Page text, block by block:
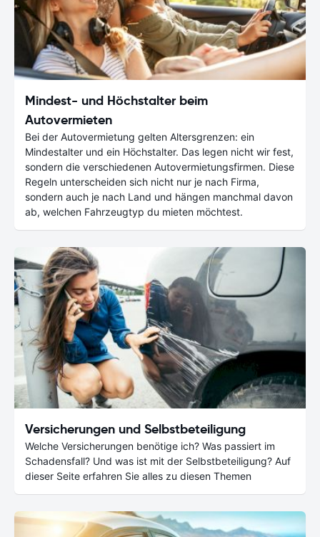
Mindest- und Höchstalter beim
Autovermieten
Bei der Autovermietung gelten Altersgrenzen: ein
Mindestalter und ein Höchstalter. Das legen nicht wir fest,
sondern die verschiedenen Autovermietungsfirmen. Diese
Regeln unterscheiden sich nicht nur je nach Firma,
sondern auch je nach Land und hängen manchmal davon
ab, welchen Fahrzeugtyp du mieten möchtest.
Versicherungen und Selbstbeteiligung
Welche Versicherungen benötige ich? Was passiert im
Schadensfall? Und was ist mit der Selbstbeteiligung? Auf
dieser Seite erfahren Sie alles zu diesen Themen